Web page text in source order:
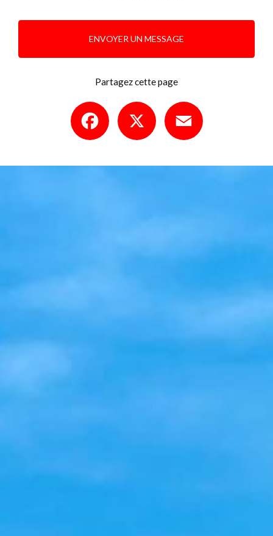
ENVOYER UN MESSAGE
Partagez cette page
Facebook